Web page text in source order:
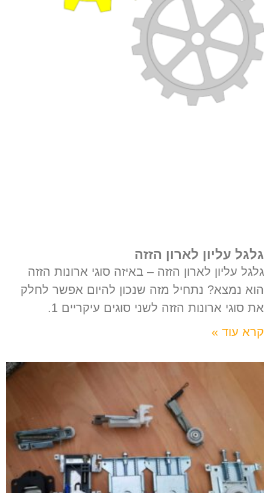
גלגל עליון לארון הזזה
גלגל עליון לארון הזזה – באיזה סוגי ארונות הזזה
הוא נמצא? נתחיל מזה שנכון להיום אפשר לחלק
את סוגי ארונות הזזה לשני סוגים עיקריים 1.
קרא עוד »